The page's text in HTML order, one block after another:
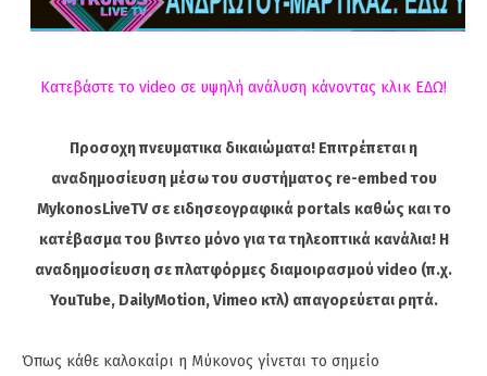
Κατεβάστε το video σε υψηλή ανάλυση κάνοντας κλικ ΕΔΩ!
Προσοχη πνευματικα δικαιώματα! Επιτρέπεται η
αναδημοσίευση μέσω του συστήματος re-embed του
MykonosLiveTV σε ειδησεογραφικά portals καθώς και το
κατέβασμα του βιντεο μόνο για τα τηλεοπτικά κανάλια! Η
αναδημοσίευση σε πλατφόρμες διαμοιρασμού video (π.χ.
YouTube, DailyMotion, Vimeo κτλ) απαγορεύεται ρητά.
Όπως κάθε καλοκαίρι η Μύκονος γίνεται το σημείο